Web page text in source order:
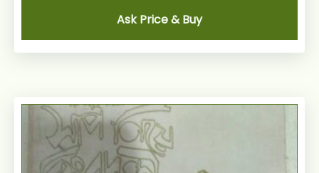
Ask Price & Buy